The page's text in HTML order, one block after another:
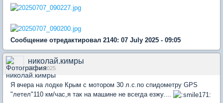
Сообщение отредактировал 2140: 07 July 2025 - 09:05
николай.кимры
07 Jul 2025
Я вчера на лодке Крым с мотором 30 л.с.по спидометру GPS
"летел"110 км/час,я так на машине не всегда езжу....